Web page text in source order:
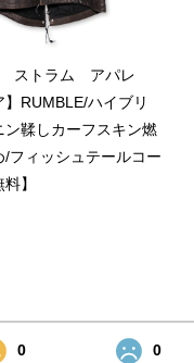
ストラム アパレ
RUMBLE/ハイブリ
ン鞣しカーフスキン燃
/フィッシュテールコー
】
0 0